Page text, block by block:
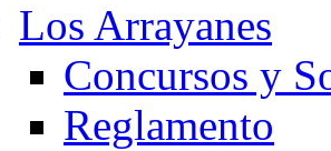
Los Arrayanes
Concursos y
Reglamento